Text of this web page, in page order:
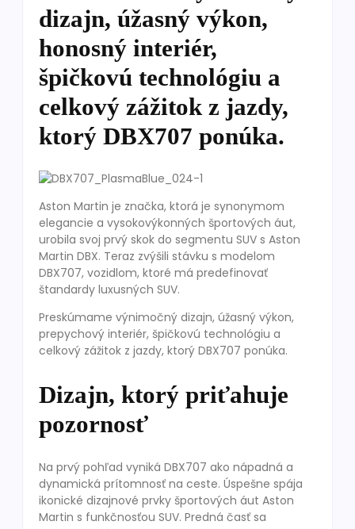
dizajn, úžasný výkon,
honosný interiér,
špičkovú technológiu a
celkový zážitok z jazdy,
ktorý DBX707 ponúka.
Aston Martin je značka, ktorá je synonymom
elegancie a vysokovýkonných športových áut,
urobila svoj prvý skok do segmentu SUV s Aston
Martin DBX. Teraz zvýšili stávku s modelom
DBX707, vozidlom, ktoré má predefinovať
štandardy luxusných SUV.
Preskúmame výnimočný dizajn, úžasný výkon,
prepychový interiér, špičkovú technológiu a
celkový zážitok z jazdy, ktorý DBX707 ponúka.
Dizajn, ktorý priťahuje
pozornosť
Na prvý pohľad vyniká DBX707 ako nápadná a
dynamická prítomnosť na ceste. Úspešne spája
ikonické dizajnové prvky športových áut Aston
Martin s funkčnosťou SUV. Predná časť sa